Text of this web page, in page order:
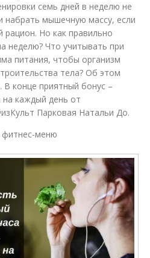
семь дней в неделю не
набрать мышечную массу, если
рацион. Но как правильно
неделю? Что учитывать при
питания, чтобы организм
тела? Об этом
конце приятный бонус –
на каждый день от
Парковая Натальи До.
фитнес-меню